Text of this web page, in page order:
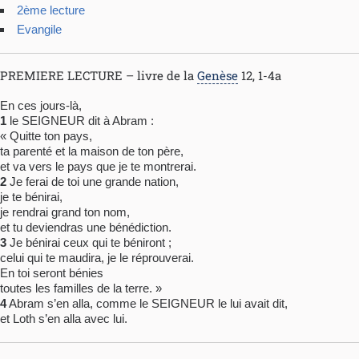
2ème lecture
Evangile
PREMIERE LECTURE – livre de la Genèse 12, 1-4a
En ces jours-là,
1 le SEIGNEUR dit à Abram :
« Quitte ton pays,
ta parenté et la maison de ton père,
et va vers le pays que je te montrerai.
2 Je ferai de toi une grande nation,
je te bénirai,
je rendrai grand ton nom,
et tu deviendras une bénédiction.
3 Je bénirai ceux qui te béniront ;
celui qui te maudira, je le réprouverai.
En toi seront bénies
toutes les familles de la terre. »
4Abram s’en alla, comme le SEIGNEUR le lui avait dit,
et Loth s’en alla avec lui.